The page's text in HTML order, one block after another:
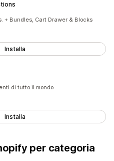
+ Bundles, Cart Drawer & Blocks
Installa
di tutto il mondo
Installa
per categoria